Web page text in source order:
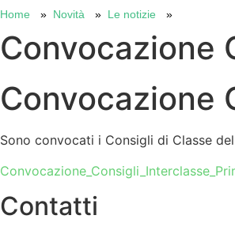
Home Novità Le notizie
Convocazione
Convocazione
Sono convocati i Consigli di Classe
Contatti